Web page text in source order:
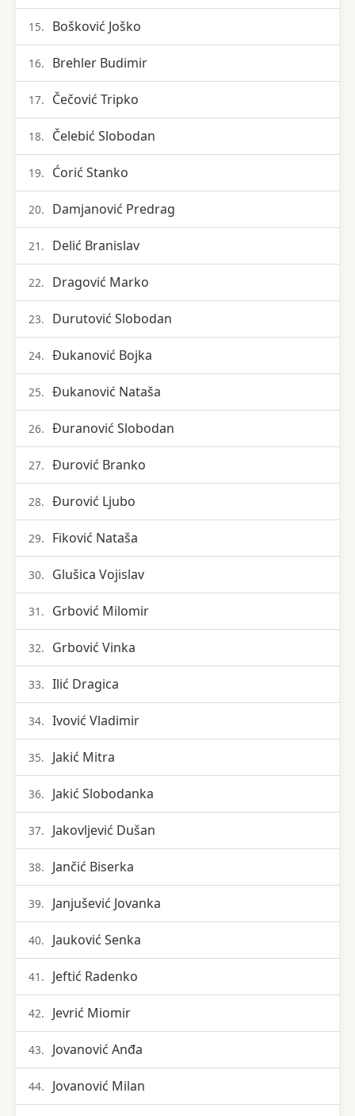
15. Bošković Joško
16. Brehler Budimir
17. Čečović Tripko
18. Čelebić Slobodan
19. Ćorić Stanko
20. Damjanović Predrag
21. Delić Branislav
22. Dragović Marko
23. Durutović Slobodan
24. Đukanović Bojka
25. Đukanović Nataša
26. Đuranović Slobodan
27. Đurović Branko
28. Đurović Ljubo
29. Fiković Nataša
30. Glušica Vojislav
31. Grbović Milomir
32. Grbović Vinka
33. Ilić Dragica
34. Ivović Vladimir
35. Jakić Mitra
36. Jakić Slobodanka
37. Jakovljević Dušan
38. Jančić Biserka
39. Janjušević Jovanka
40. Jauković Senka
41. Jeftić Radenko
42. Jevrić Miomir
43. Jovanović Anđa
44. Jovanović Milan